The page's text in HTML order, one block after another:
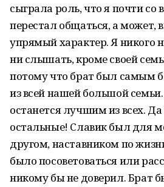
сыграла роль, что я почти со
перестал общаться, а может,
упрямый характер. Я никого
ни слышать, кроме своей
потому что брат был самым
из всей нашей большой
останется лучшим из всех.
остальные! Славик был для
другом, наставником по
было посоветоваться или
никому бы не доверил. Брат